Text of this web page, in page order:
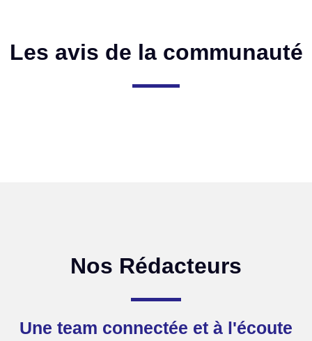
Les avis de la communauté
Nos Rédacteurs
Une team connectée et à l'écoute